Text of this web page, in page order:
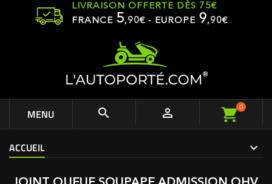
LIVRAISON OFFERTE DÈS 75€
FRANCE 5,90€ - EUROPE 9,90€
MENU   0
ACCUEIL